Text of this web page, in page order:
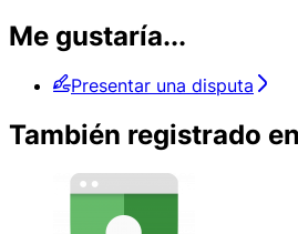
Me gustaría...
Presentar una disputa
También registrado en